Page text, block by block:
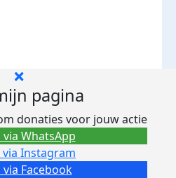
pagina
donaties voor jouw actie
Facebook
via Instagram
WhatsApp